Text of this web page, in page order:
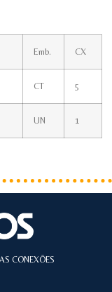
Emb. CX
CT 5
UN 1
CONEXÕES